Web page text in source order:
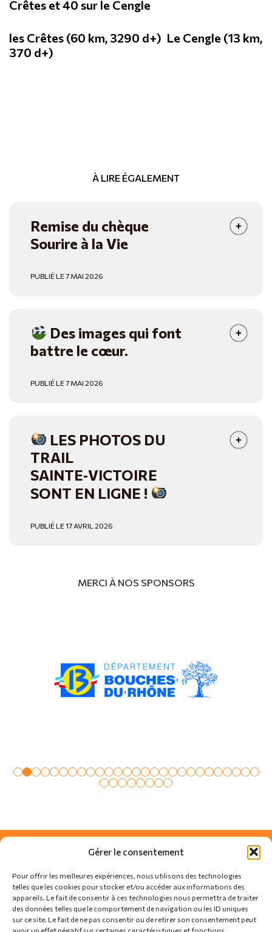
Gérer le consentement
Pour offrir les meilleures expériences, nous utilisons des technologies
telles que les cookies pour stocker et/ou accéder aux informations des
appareils. Le fait de consentir à ces technologies nous permettra de traiter
des données telles que le comportement de navigation ou les ID uniques
sur ce site. Le fait de ne pas consentir ou de retirer son consentement peut
avoir un effet négatif sur certaines caractéristiques et fonctions.
Crêtes et 40 sur le Cengle
les Crêtes (60 km, 3290 d+) Le Cengle (13 km,
370 d+)
À LIRE ÉGALEMENT
Remise du chèque
Sourire à la Vie
PUBLIÉ LE 7 MAI 2026
Des images qui font
battre le cœur.
PUBLIÉ LE 7 MAI 2026
LES PHOTOS DU
TRAIL
SAINTE‑VICTOIRE
SONT EN LIGNE !
PUBLIÉ LE 17 AVRIL 2026
MERCI À NOS SPONSORS